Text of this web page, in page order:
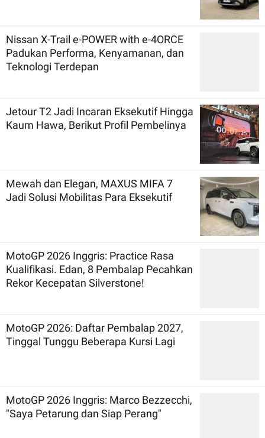
Nissan X-Trail e-POWER with e-4ORCE
Padukan Performa, Kenyamanan, dan
Teknologi Terdepan
Jetour T2 Jadi Incaran Eksekutif Hingga
Kaum Hawa, Berikut Profil Pembelinya
Mewah dan Elegan, MAXUS MIFA 7
Jadi Solusi Mobilitas Para Eksekutif
MotoGP 2026 Inggris: Practice Rasa
Kualifikasi. Edan, 8 Pembalap Pecahkan
Rekor Kecepatan Silverstone!
MotoGP 2026: Daftar Pembalap 2027,
Tinggal Tunggu Beberapa Kursi Lagi
MotoGP 2026 Inggris: Marco Bezzecchi,
"Saya Petarung dan Siap Perang"